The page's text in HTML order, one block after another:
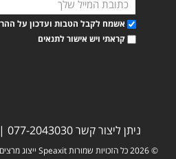
אשמח לקבל הטבות ועדכון על
קראתי ויש אישור לתנאים
ניתן ליצור קשר077-2043030
|
© 2026 כל הזכויות שמורות Speaxit ייצוג מרצים ומרצות בהרצאות לחברות וארגונים